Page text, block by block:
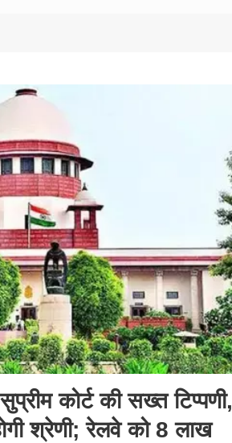
कोर्ट की सख्त टिप्पणी,
श्रेणी; रेलवे को 8 लाख